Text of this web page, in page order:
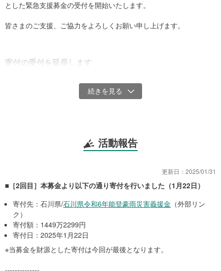
とした緊急支援募金の受付を開始いたします。
皆さまのご支援、ご協力をよろしくお願い申し上げます。
寄付の受付を延長します
現在の被災地の状況を鑑みて、寄付の受付を令和6年11月30日まで
延長いたします。引き続きご支援をよろしくお願いいたします。
【令和6年10月24日 加筆】
本募金には、500万円を上限金額としてLINEヤフー株式会社からの
マッチング寄付は、Yahoo!基金の口座に入金した募金額に対して同
額をLINEヤフー株式会社が寄付する仕組みです。マッチング寄付金
額には上限があります。上限を超えても支援は行えますが、超過分
のご支援はマッチング寄付の対象にはなりません。
※令和6年9月23日 23:25時点でマッチング寄付の上限500万円に到達
したため、同額寄付の取り組みは終了しました。
引き続き皆さまからの暖かいご支援をお待ちしております。
活動報告
更新日： 2025/01/31
■［2回目］本募金より以下の通り寄付を行いました（1月22日）
寄付先：石川県/石川県令和6年能登豪雨災害義援金 （外部リン
ク）
寄付額：1449万2299円
寄付日：2025年1月22日
※当募金を財源とした寄付は今回が最後となります。